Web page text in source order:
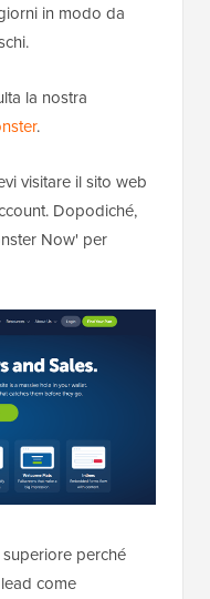
in modo da
la nostra
.
visitare il sito web
Dopodiché,
Now' per
perché
come